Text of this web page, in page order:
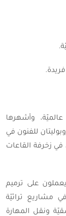
وأشهرها
للفنون في
زخرفة القاعات
على ترميم
مشاريع تراثيّة
ونقل المهارة